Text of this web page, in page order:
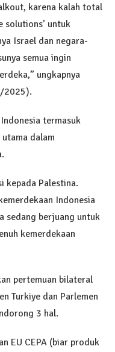
karena kalah total
solutions’ untuk
Israel dan negara-
semua ingin
ungkapnya
2025).
termasuk
dalam
kepada Palestina.
Indonesia
sedang berjuang untuk
kemerdekaan
pertemuan bilateral
Turkiye dan Parlemen
3 hal.
EU CEPA (biar produk